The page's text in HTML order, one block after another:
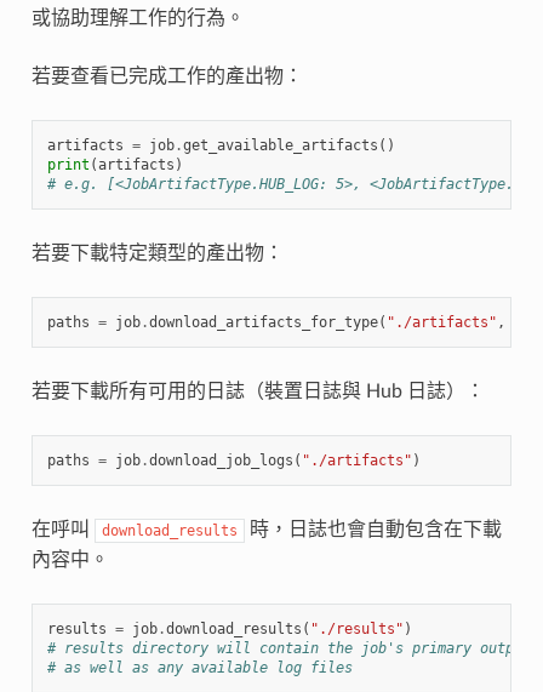
或協助理解工作的行為。
若要查看已完成工作的產出物：
artifacts = job.get_available_artifacts ()
print (artifacts )
# e.g. [<JobArtifactType.HUB_LOG: 5>,
若要下載特定類型的產出物：
paths = job.download_artifacts_for_type( "./artifacts" ,
若要下載所有可用的日誌（裝置日誌與 Hub 日誌）：
paths = job.download_job_logs ( "./artifacts" )
在呼叫 download_results
時，日誌也會自動包含在下載
內容中。
results = job.download_results ( "./results" )
# results directory will contain the job's primary output
# as well as any available log files